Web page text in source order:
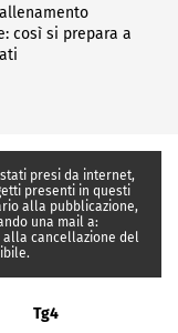
così si prepara a
presi da internet,
presenti in questi
alla pubblicazione,
una mail a:
alla cancellazione del
Tg4